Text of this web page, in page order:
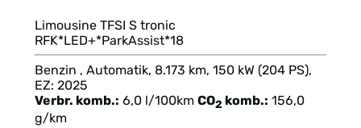
Limousine TFSI S tronic
RFK*LED+*ParkAssist*18
Benzin , Automatik, 8.173 km, 150 kW (204 PS),
EZ: 2025
Verbr. komb.: 6,0 l/100km CO2 komb.: 156,0
g/km